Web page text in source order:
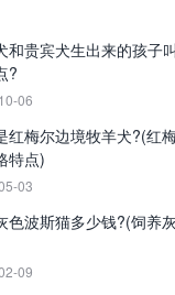
和贵宾犬生出来的孩子
?
06
红梅尔边境牧羊犬?(红
特点)
03
色波斯猫多少钱?(饲养
09